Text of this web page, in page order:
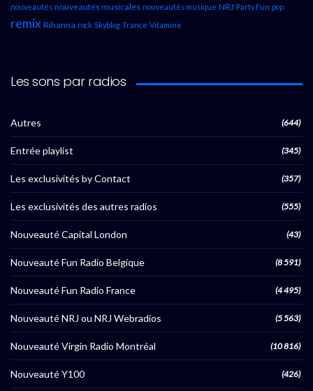
nouveautés nouveautés musicales nouveautés musique NRJ Party Fun pop
remix Rihanna rock Skyblog Trance Vitamine
Les sons par radios
Autres (644)
Entrée playlist (345)
Les exclusivités by Contact (357)
Les exclusivités des autres radios (555)
Nouveauté Capital London (43)
Nouveauté Fun Radio Belgique (8 591)
Nouveauté Fun Radio France (4 495)
Nouveauté NRJ ou NRJ Webradios (5 563)
Nouveauté Virgin Radio Montréal (10 816)
Nouveauté Y100 (426)